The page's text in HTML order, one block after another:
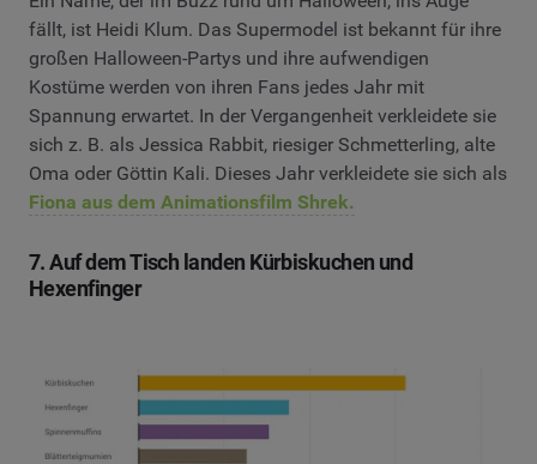
fällt, ist Heidi Klum. Das Supermodel ist bekannt für ihre
großen Halloween-Partys und ihre aufwendigen
Kostüme werden von ihren Fans jedes Jahr mit
Spannung erwartet. In der Vergangenheit verkleidete sie
sich z. B. als Jessica Rabbit, riesiger Schmetterling, alte
Oma oder Göttin Kali. Dieses Jahr verkleidete sie sich als
Fiona aus dem Animationsfilm Shrek.
7. Auf dem Tisch landen Kürbiskuchen und
Hexenfinger